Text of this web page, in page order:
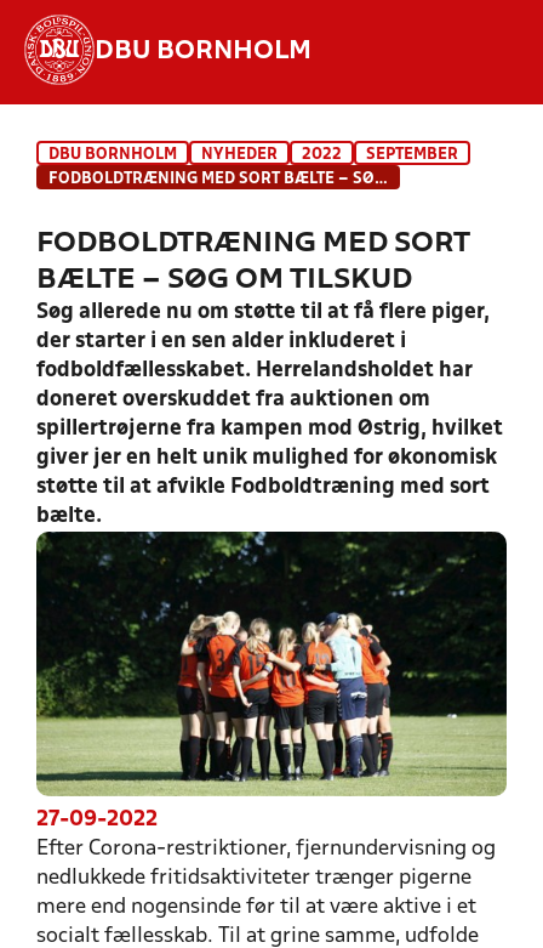
DBU BORNHOLM
INDHOLD OG NYHEDER
HOLD
DBU BORNHOLM NYHEDER 2022
SEPTEMBER
FODBOLDTRÆNING MED SORT BÆLTE – SØG OM TILSKUD
FODBOLDTRÆNING MED SORT
BÆLTE – SØG OM TILSKUD
Søg allerede nu om støtte til at få flere piger,
der starter i en sen alder inkluderet i
fodboldfællesskabet. Herrelandsholdet har
doneret overskuddet fra auktionen om
spillertrøjerne fra kampen mod Østrig, hvilket
giver jer en helt unik mulighed for økonomisk
støtte til at afvikle Fodboldtræning med sort
bælte.
27-09-2022
Efter Corona-restriktioner, fjernundervisning og
nedlukkede fritidsaktiviteter trænger pigerne
mere end nogensinde før til at være aktive i et
socialt fællesskab. Til at grine samme, udfolde